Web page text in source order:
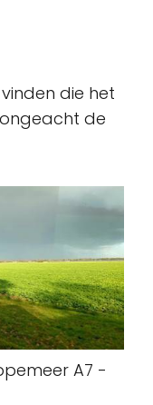
die het
de
A7 -